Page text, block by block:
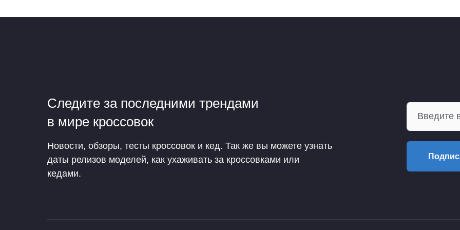
Следите за последними трендами
в мире кроссовок
Новости, обзоры, тесты кроссовок и кед. Так же вы можете узнать
даты релизов моделей, как ухаживать за кроссовками или
кедами.